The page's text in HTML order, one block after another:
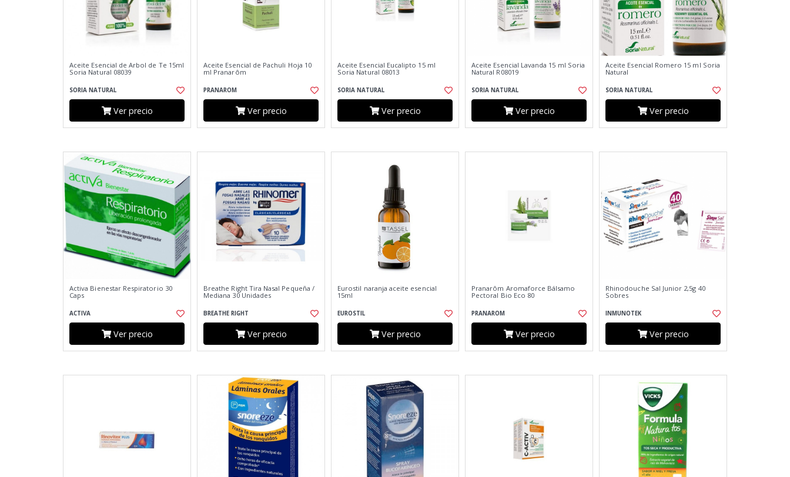
Aceite Esencial de Arbol de Te 15ml
Soria Natural 08039
SORIA NATURAL
Ver precio
Aceite Esencial de Pachuli Hoja 10
ml Pranarôm
PRANAROM
Ver precio
Aceite Esencial Eucalipto 15 ml
Soria Natural 08013
SORIA NATURAL
Ver precio
Aceite Esencial Lavanda 15 ml Soria
Natural R08019
SORIA NATURAL
Ver precio
Aceite Esencial Romero 15 ml Soria
Natural
SORIA NATURAL
Ver precio
Activa Bienestar Respiratorio 30
Caps
ACTIVA
Ver precio
Breathe Right Tira Nasal Pequeña /
Mediana 30 Unidades
BREATHE RIGHT
Ver precio
Eurostil naranja aceite esencial
15ml
EUROSTIL
Ver precio
Pranarôm Aromaforce Bálsamo
Pectoral Bio Eco 80
PRANAROM
Ver precio
Rhinodouche Sal Junior 2,5g 40
Sobres
INMUNOTEK
Ver precio